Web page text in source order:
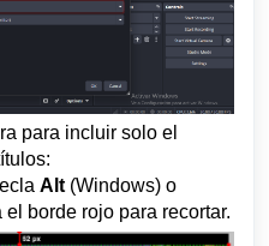
para incluir solo el
Alt (Windows) o
el borde rojo para recortar.